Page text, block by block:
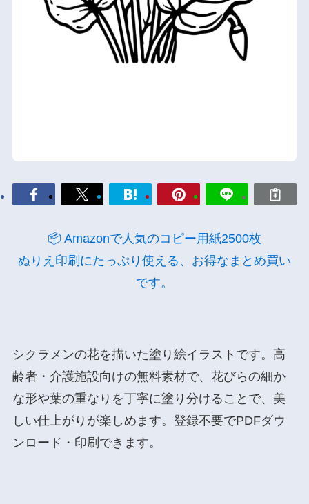
📦 Amazonで人気のコピー用紙2500枚
ぬりえ印刷にたっぷり使える、お得なまとめ買い
です。
シクラメンの花を描いた塗り絵イラストです。高
齢者・介護施設向けの無料素材で、花びらの細か
な形や葉の重なりを丁寧に塗り分けることで、美
しい仕上がりが楽しめます。登録不要でPDFダウ
ンロード・印刷できます。